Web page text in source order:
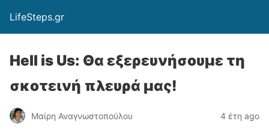
LifeSteps.gr
Hell is Us: Θα εξερευνήσουμε τη
σκοτεινή πλευρά μας!
Μαίρη Αναγνωστοπούλου 4 έτη ago